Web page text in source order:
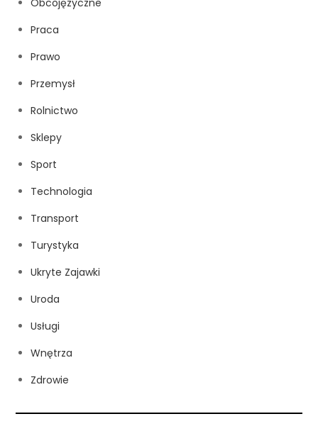
Praca
Prawo
Przemysł
Rolnictwo
Sklepy
Sport
Technologia
Transport
Turystyka
Ukryte Zajawki
Uroda
Usługi
Wnętrza
Zdrowie